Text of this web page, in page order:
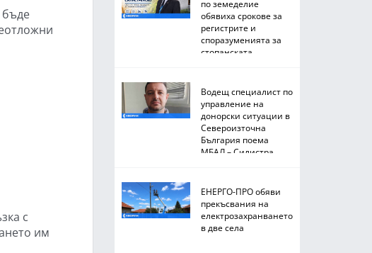
бъде
с
им
по земеделие
обявиха срокове за
регистрите и
споразуменията за
стопанската
Водещ специалист по
управление на
донорски ситуации в
Североизточна
България поема
МБАЛ – Силистра
ЕНЕРГО-ПРО обяви
прекъсвания на
електрозахранването
в две села